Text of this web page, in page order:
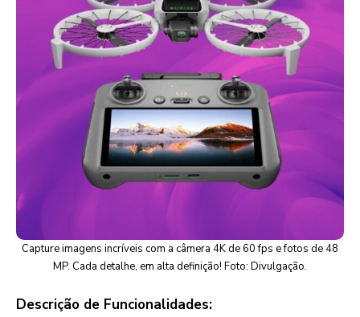
Capture imagens incríveis com a câmera 4K de 60 fps e fotos de 48
MP. Cada detalhe, em alta definição! Foto: Divulgação.
Descrição de Funcionalidades: